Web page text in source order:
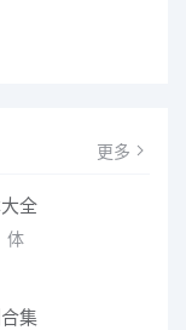
更多
全
体
集